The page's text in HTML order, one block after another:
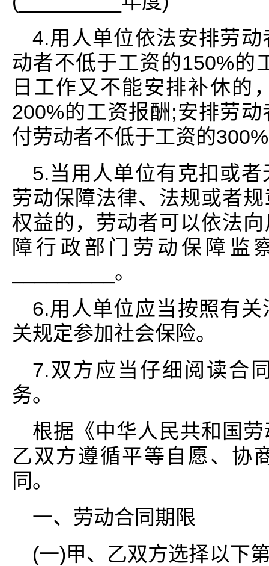
4.用人单位依法安排劳
动者不低于工资的150%的
日工作又不能安排补休的
200%的工资报酬;安排劳
付劳动者不低于工资的
5.当用人单位有克扣或
劳动保障法律、法规或者
权益的，劳动者可以依法
障行政部门劳动保障监
_________。
6.用人单位应当按照有
关规定参加社会保险。
7.双方应当仔细阅读合
务。
根据《中华人民共和国
乙双方遵循平等自愿、协
同。
一、劳动合同期限
(一)甲、乙双方选择以下